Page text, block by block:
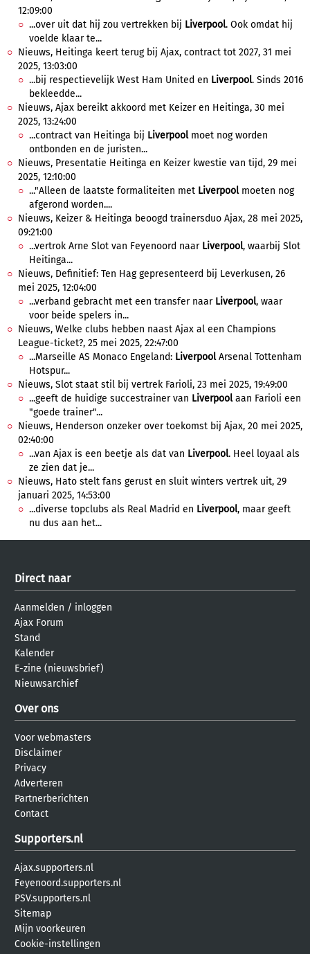
12:09:00
...over uit dat hij zou vertrekken bij Liverpool. Ook omdat hij
voelde klaar te...
Nieuws, Heitinga keert terug bij Ajax, contract tot 2027, 31 mei
2025, 13:03:00
...bij respectievelijk West Ham United en Liverpool. Sinds 2016
bekleedde...
Nieuws, Ajax bereikt akkoord met Keizer en Heitinga, 30 mei
2025, 13:24:00
...contract van Heitinga bij Liverpoolmoet nog worden
ontbonden en de juristen...
Nieuws, Presentatie Heitinga en Keizer kwestie van tijd, 29 mei
2025, 12:10:00
..."Alleen de laatste formaliteiten met Liverpoolmoeten nog
afgerond worden....
Nieuws, Keizer & Heitinga beoogd trainersduo Ajax, 28 mei 2025,
09:21:00
...vertrok Arne Slot van Feyenoord naar Liverpool, waarbij Slot
Heitinga...
Nieuws, Definitief: Ten Hag gepresenteerd bij Leverkusen, 26
mei 2025, 12:04:00
...verband gebracht met een transfer naar Liverpool, waar
voor beide spelers in...
Nieuws, Welke clubs hebben naast Ajax al een Champions
League-ticket?, 25 mei 2025, 22:47:00
...Marseille AS Monaco Engeland: LiverpoolArsenal Tottenham
Hotspur...
Nieuws, Slot staat stil bij vertrek Farioli, 23 mei 2025, 19:49:00
...geeft de huidige succestrainer van Liverpoolaan Farioli een
"goede trainer"...
Nieuws, Henderson onzeker over toekomst bij Ajax, 20 mei 2025,
02:40:00
...van Ajax is een beetje als dat van Liverpool. Heel loyaal als
ze zien dat je...
Nieuws, Hato stelt fans gerust en sluit winters vertrek uit, 29
januari 2025, 14:53:00
...diverse topclubs als Real Madrid en Liverpool, maar geeft
nu dus aan het...
Direct naar
Aanmelden / inloggen
Ajax Forum
Stand
Kalender
E-zine (nieuwsbrief)
Nieuwsarchief
Over ons
Voor webmasters
Disclaimer
Privacy
Adverteren
Partnerberichten
Contact
Supporters.nl
Ajax.supporters.nl
Feyenoord.supporters.nl
PSV.supporters.nl
Sitemap
Mijn voorkeuren
Cookie-instellingen